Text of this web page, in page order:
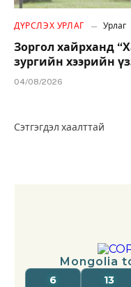
ДҮРСЛЭХ УРЛАГ Урлаг
Зоргол хайрханд
зургийн хээрийн
04/08/2026
Сэтгэгдэл хаалттай